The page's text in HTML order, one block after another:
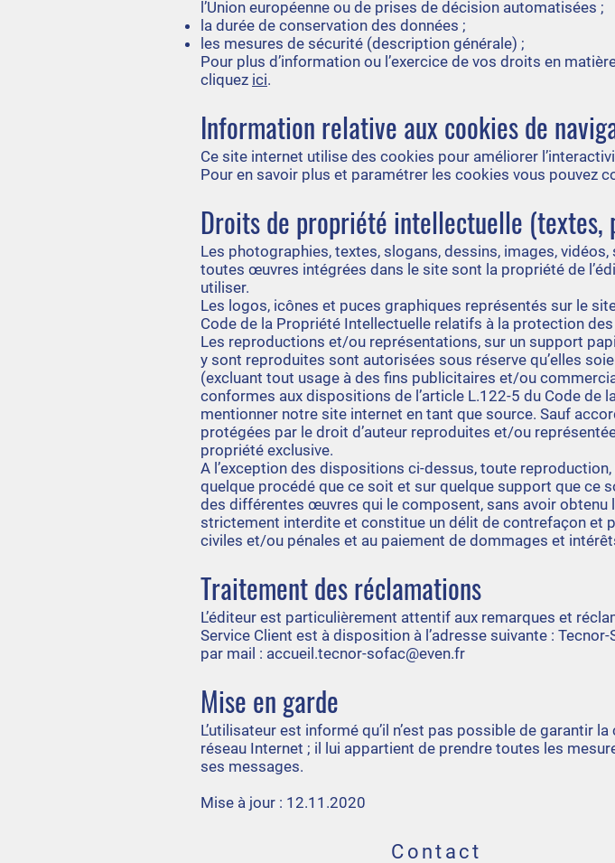
l’Union européenne ou de prises de décision automatisées ;
la durée de conservation des données ;
les mesures de sécurité (description générale) ;
Pour plus d’information ou l’exercice de vos droits en
cliquez ici.
Information relative aux cookies de
Ce site internet utilise des cookies pour améliorer
Pour en savoir plus et paramétrer les cookies vous pouvez
Droits de propriété intellectuelle (textes,
Les photographies, textes, slogans, dessins, images,
toutes œuvres intégrées dans le site sont la propriété de
utiliser.
Les logos, icônes et puces graphiques représentés sur le
Code de la Propriété Intellectuelle relatifs à la protection
Les reproductions et/ou représentations, sur un support
y sont reproduites sont autorisées sous réserve qu’elles
(excluant tout usage à des fins publicitaires et/ou
conformes aux dispositions de l’article L.122-5 du Code de
mentionner notre site internet en tant que source. Sauf
protégées par le droit d’auteur reproduites et/ou
propriété exclusive.
A l’exception des dispositions ci-dessus, toute
quelque procédé que ce soit et sur quelque support que ce
des différentes œuvres qui le composent, sans avoir obtenu
strictement interdite et constitue un délit de contrefaçon et
civiles et/ou pénales et au paiement de dommages et
Traitement des réclamations
L’éditeur est particulièrement attentif aux remarques et
Service Client est à disposition à l’adresse suivante :
par mail : accueil.tecnor-sofac@even.fr
Mise en garde
L’utilisateur est informé qu’il n’est pas possible de garantir
réseau Internet ; il lui appartient de prendre toutes les
ses messages.
Mise à jour : 12.11.2020
Contact